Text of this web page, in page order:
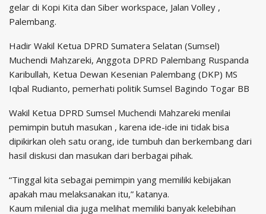
gelar di Kopi Kita dan Siber workspace, Jalan Volley ,
Palembang.
Hadir Wakil Ketua DPRD Sumatera Selatan (Sumsel)
Muchendi Mahzareki, Anggota DPRD Palembang Ruspanda
Karibullah, Ketua Dewan Kesenian Palembang (DKP) MS
Iqbal Rudianto, pemerhati politik Sumsel Bagindo Togar BB
Wakil Ketua DPRD Sumsel Muchendi Mahzareki menilai
pemimpin butuh masukan , karena ide-ide ini tidak bisa
dipikirkan oleh satu orang, ide tumbuh dan berkembang dari
hasil diskusi dan masukan dari berbagai pihak.
“Tinggal kita sebagai pemimpin yang memiliki kebijakan
apakah mau melaksanakan itu,” katanya.
Kaum milenial dia juga melihat memiliki banyak kelebihan